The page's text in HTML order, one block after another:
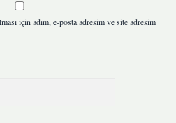
için adım, e-posta adresim ve site adresim